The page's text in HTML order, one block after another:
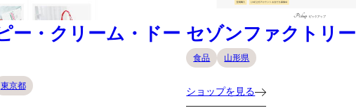
ー・クリーム・ドー
東京都
セゾンファクトリー
食品 山形県
ショップを見る